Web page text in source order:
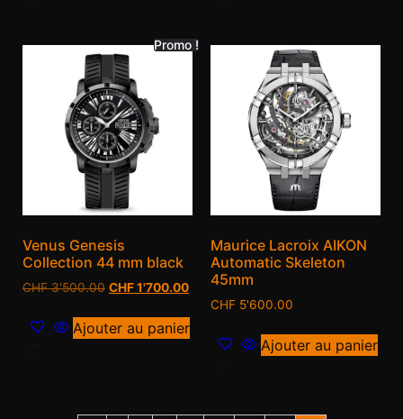
Promo !
Venus Genesis
Collection 44 mm black
CHF3'500.00 CHF1'700.00
Ajouter au panier
Maurice Lacroix AIKON
Automatic Skeleton
45mm
CHF 5'600.00
Ajouter au panier